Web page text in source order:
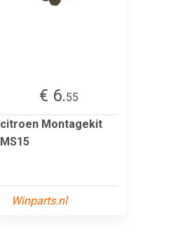
€ 6.55
citroen Montagekit
MS15
Winparts.nl